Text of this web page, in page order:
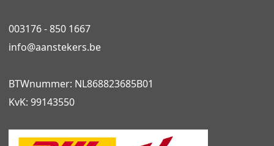
003176 - 850 1667
info@aanstekers.be
BTWnummer: NL868823685B01
KvK: 99143550